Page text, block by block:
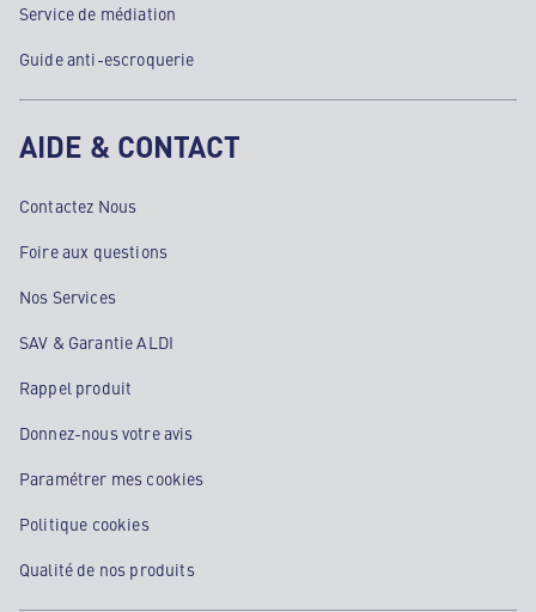
Service de médiation
Guide anti-escroquerie
AIDE & CONTACT
Contactez Nous
Foire aux questions
Nos Services
SAV & Garantie ALDI
Rappel produit
Donnez-nous votre avis
Paramétrer mes cookies
Politique cookies
Qualité de nos produits